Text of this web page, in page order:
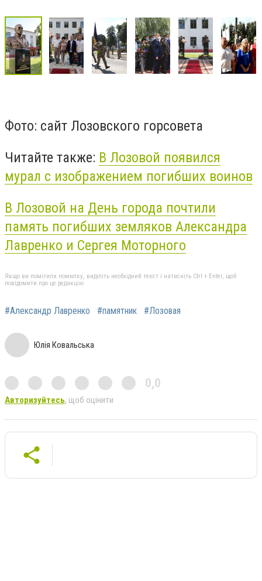
Фото: сайт Лозовского горсовета
Читайте также: В Лозовой появился
мурал с изображением погибших воинов
В Лозовой на День города почтили
память погибших земляков Александра
Лавренко и Сергея Моторного
Якщо ви помітили помилку, виділіть необхідний текст і натисніть Ctrl + Enter, щоб
повідомити про це редакцію
#Александр Лавренко #памятник #Лозовая
Юлія Ковальська
0,0
Авторизуйтесь, щоб оцінити